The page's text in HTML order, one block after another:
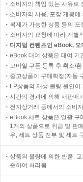
소비자의 책임 있는 사유로
소비자의 사용, 포장 개봉
복제가 가능한 상품 등의
소비자의 요청에 따라 개별
디지털 컨텐츠인 eBook,
eBook 대여 상품은 대여 기
모바일 쿠폰 등록 후 취소/
중고상품이 구매확정(자동
LP상품의 재생 불량 원인
시간의 경과에 의해 재판매
전자상거래 등에서의 소비
eBook 세트 상품은 일괄 구
1개의 상품으로 취급 및 판
우, 세트 상품 전부 및 세트
상품의 불량에 의한 반품,
준하여 처리됨